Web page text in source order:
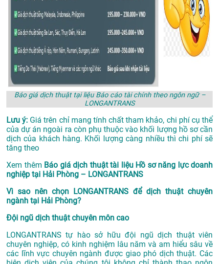
Báo giá dịch thuật tại liệu Báo cáo tài chính theo ngôn ngữ –
LONGANTRANS
Lưu ý: Giá trên chỉ mang tính chất tham khảo, chi phí cụ thể
của dự án ngoài ra còn phụ thuộc vào khối lượng hồ sơ cần
dịch của khách hàng. Khối lượng càng nhiều thì chi phí sẽ
tăng theo
Xem thêm Báo giá dịch thuật tài liệu Hồ sơ năng lực doanh
nghiệp tại Hải Phòng – LONGANTRANS
Vì sao nên chọn LONGANTRANS để dịch thuật chuyên
ngành tại Hải Phòng?
Đội ngũ dịch thuật chuyên môn cao
LONGANTRANS tự hào sở hữu đội ngũ dịch thuật viên
chuyên nghiệp, có kinh nghiệm lâu năm và am hiểu sâu về
các lĩnh vực chuyên ngành được giao phó dịch thuật. Các